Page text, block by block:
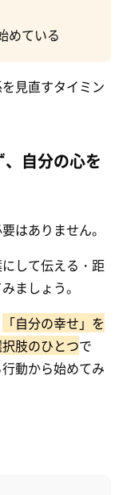
めている
見直すタイミン
自分の心を
はありません。
して伝える・距
ましょう。
「自分の幸せ」を
肢のひとつで
動から始めてみ